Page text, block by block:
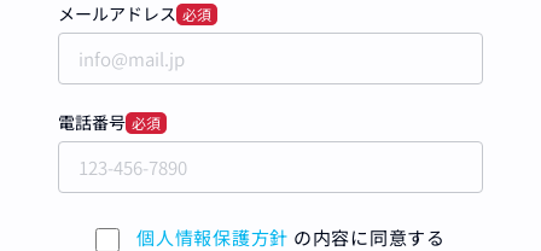
メールアドレス 必須
電話番号 必須
個人情報保護方針 の内容に同意する